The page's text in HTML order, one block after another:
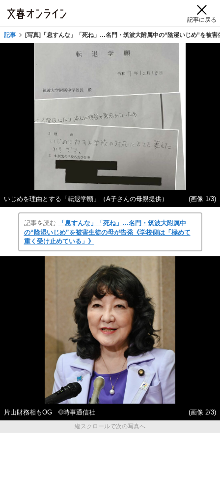
記事に戻る
記事 [写真]「息すんな」「死ね」…名門・筑波大附属中の“陰湿いじめ”を被
いじめを理由とする「転退学願」（A子さんの母親提供） (画像 1/3)
記事を読む
「息すんな」「死ね」…名門・筑波大附属中
の“陰湿いじめ”を被害生徒の母が告発《学校側は「極めて
重く受け止めている」》
片山財務相もOG ©時事通信社
(画像 2/3)
縦スクロールで次の写真へ